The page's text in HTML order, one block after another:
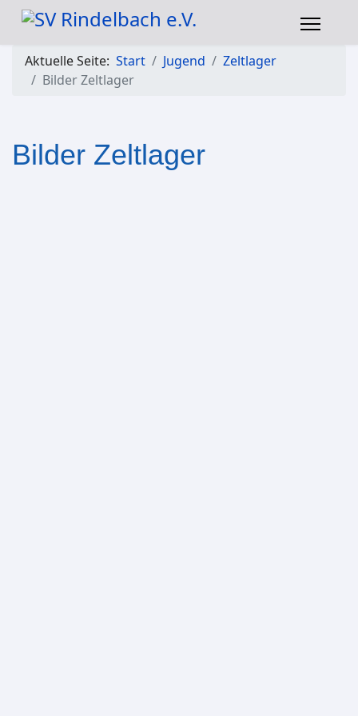
Aktuelle Seite: Start Jugend
Zeltlager
Bilder Zeltlager
Bilder Zeltlager